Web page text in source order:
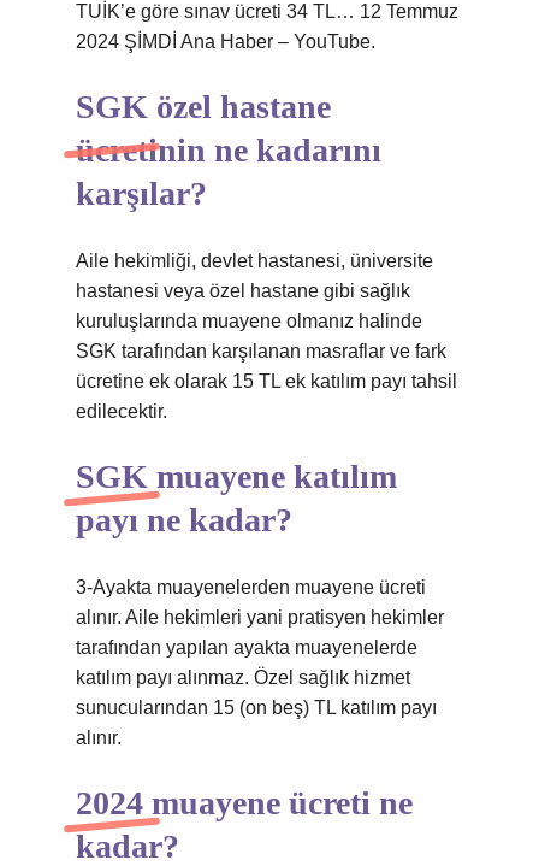
TUİK’e göre sınav ücreti 34 TL… 12 Temmuz
2024 ŞİMDİ Ana Haber – YouTube.
SGK özel hastane
ücretinin ne kadarını
karşılar?
Aile hekimliği, devlet hastanesi, üniversite
hastanesi veya özel hastane gibi sağlık
kuruluşlarında muayene olmanız halinde
SGK tarafından karşılanan masraflar ve fark
ücretine ek olarak 15 TL ek katılım payı tahsil
edilecektir.
SGK muayene katılım
payı ne kadar?
3-Ayakta muayenelerden muayene ücreti
alınır. Aile hekimleri yani pratisyen hekimler
tarafından yapılan ayakta muayenelerde
katılım payı alınmaz. Özel sağlık hizmet
sunucularından 15 (on beş) TL katılım payı
alınır.
2024 muayene ücreti ne
kadar?